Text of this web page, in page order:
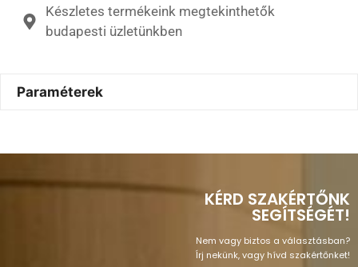
Készletes termékeink megtekinthetők
budapesti üzletünkben
Paraméterek
KÉRD SZAKÉRTŐNK
SEGÍTSÉGÉT!
Nem vagy biztos a választásban?
Írj nekünk, vagy hívd szakértőnket!